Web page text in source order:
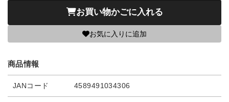
お買い物かごに入れる
お気に入りに追加
商品情報
JANコード 4589491034306